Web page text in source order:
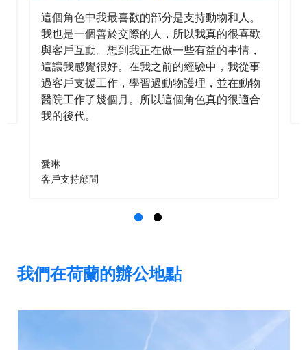
這個角色中我最喜歡的部分是支持動物和人。
我也是一個善於交際的人，所以我真的很喜歡
與客戶互動。想到我正在做一些有益的事情，
這讓我感覺很好。在我之前的經驗中，我從事
過客戶支援工作，學習過動物護理，並在動物
醫院工作了幾個月。所以這個角色真的很適合
我的後代。
愛琳
客戶支持顧問
我們在荷蘭的辦公地點